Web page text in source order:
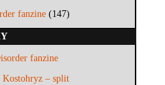
fanzine (147)
fanzine
Kostohryz – split